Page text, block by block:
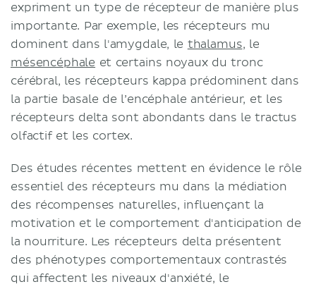
expriment un type de récepteur de manière plus
importante. Par exemple, les récepteurs mu
dominent dans l'amygdale, le thalamus, le
mésencéphale et certains noyaux du tronc
cérébral, les récepteurs kappa prédominent dans
la partie basale de l’encéphale antérieur, et les
récepteurs delta sont abondants dans le tractus
olfactif et les cortex.
Des études récentes mettent en évidence le rôle
essentiel des récepteurs mu dans la médiation
des récompenses naturelles, influençant la
motivation et le comportement d'anticipation de
la nourriture. Les récepteurs delta présentent
des phénotypes comportementaux contrastés
qui affectent les niveaux d'anxiété, le